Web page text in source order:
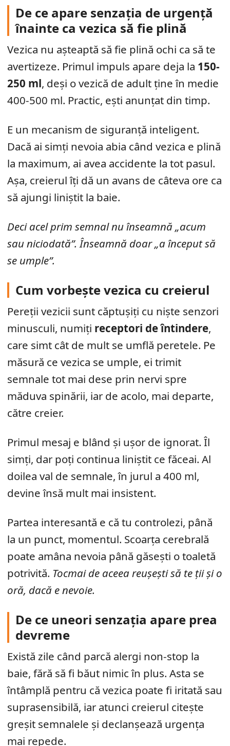
De ce apare senzația de urgență
înainte ca vezica să fie plină
Vezica nu așteaptă să fie plină ochi ca să te
avertizeze. Primul impuls apare deja la 150-
250 ml, deși o vezică de adult ține în medie
400-500 ml. Practic, ești anunțat din timp.
E un mecanism de siguranță inteligent.
Dacă ai simți nevoia abia când vezica e plină
la maximum, ai avea accidente la tot pasul.
Așa, creierul îți dă un avans de câteva ore ca
să ajungi liniștit la baie.
Deci acel prim semnal nu înseamnă „acum
sau niciodată”. Înseamnă doar „a început să
se umple”.
Cum vorbește vezica cu creierul
Pereții vezicii sunt căptușiți cu niște senzori
minusculi, numiți receptori de întindere,
care simt cât de mult se umflă peretele. Pe
măsură ce vezica se umple, ei trimit
semnale tot mai dese prin nervi spre
măduva spinării, iar de acolo, mai departe,
către creier.
Primul mesaj e blând și ușor de ignorat. Îl
simți, dar poți continua liniștit ce făceai. Al
doilea val de semnale, în jurul a 400 ml,
devine însă mult mai insistent.
Partea interesantă e că tu controlezi, până
la un punct, momentul. Scoarța cerebrală
poate amâna nevoia până găsești o toaletă
potrivită. Tocmai de aceea reușești să te ții și o
oră, dacă e nevoie.
De ce uneori senzația apare prea
devreme
Există zile când parcă alergi non-stop la
baie, fără să fi băut nimic în plus. Asta se
întâmplă pentru că vezica poate fi iritată sau
suprasensibilă, iar atunci creierul citește
greșit semnalele și declanșează urgența
mai repede.